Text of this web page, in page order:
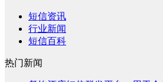
短信资讯
行业新闻
短信百科
热门新闻